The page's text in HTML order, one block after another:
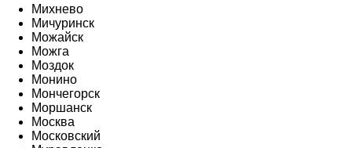
Михнево
Мичуринск
Можайск
Можга
Моздок
Монино
Мончегорск
Моршанск
Москва
Московский